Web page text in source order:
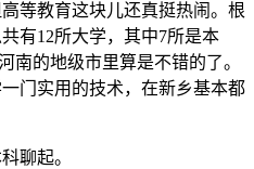
等教育这块儿还真挺热闹。根
有12所大学，其中7所是本
南的地级市里算是不错的了。
门实用的技术，在新乡基本都
聊起。